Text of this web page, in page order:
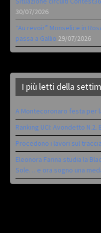
30/07/2026
“Au revoir” Monselice in
passa a Gallio 29/07/2026
I più letti della
A Montecoronaro festa per
Ranking UCI: Avondetto N.2.
Procedono i lavori sul
Eleonora Farina studia la
Sole… e ora sogno una